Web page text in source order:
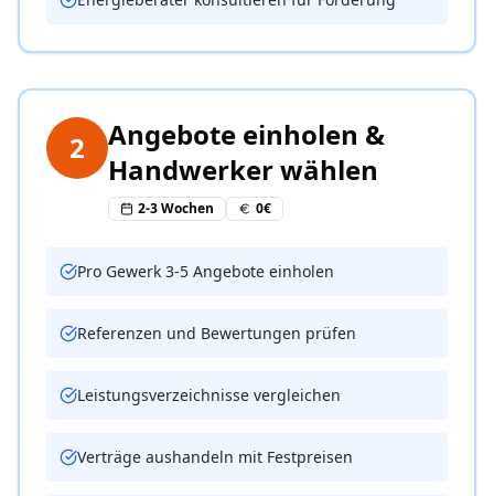
2
Angebote einholen &
Handwerker wählen
2-3 Wochen 0€
Pro Gewerk 3-5 Angebote einholen
Referenzen und Bewertungen prüfen
Leistungsverzeichnisse vergleichen
Verträge aushandeln mit Festpreisen